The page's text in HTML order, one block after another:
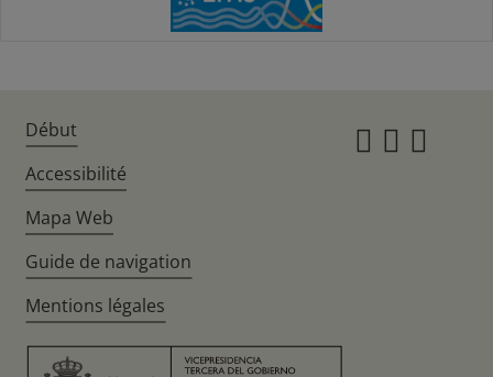
Début
Accessibilité
Mapa Web
Guide de navigation
Mentions légales